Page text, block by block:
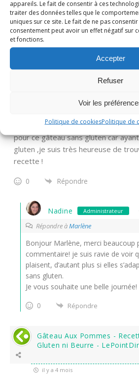
appareils. Le fait de consentir à ces
traiter des données telles que le
uniques sur ce site. Le fait de ne pas
consentement peut avoir un effet négatif sur
et fonctions.
Accepter
Refuser
Voir les
Politique de cookiesPolitique de
un régal de préparer tes recettes!
0
Répondre
il y a 3 années
rajoute le caramel aux pommes au
d’habitude avec vos recettes. Et
pour ce gâteau sans gluten car
gluten ,je suis très heureuse de
recette !
0 Répondre
Nadine Administrateur
Répondre àMarlène
Bonjour Marlène, merci beaucoup
commentaire! je suis ravie de voir
plaisent, d’autant plus si elles
sans gluten.
Je vous souhaite une belle journée!
0
Répondre
Gâteau Aux Pommes -
Gluten ni Beurre -
il y a 4 mois